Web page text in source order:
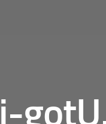
i-